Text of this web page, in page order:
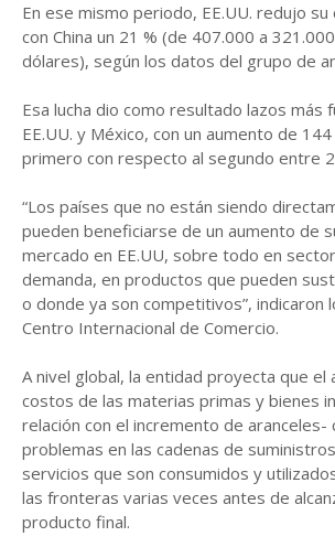
En ese mismo periodo, EE.UU. redujo
con China un 21 % (de 407.000 a
dólares), según los datos del grupo de
Esa lucha dio como resultado lazos más
EE.UU. y México, con un aumento de
primero con respecto al segundo entre
“Los países que no están siendo
pueden beneficiarse de un aumento de
mercado en EE.UU, sobre todo en
demanda, en productos que pueden
o donde ya son competitivos”, indicaron
Centro Internacional de Comercio.
A nivel global, la entidad proyecta que el
costos de las materias primas y bienes
relación con el incremento de aranceles-
problemas en las cadenas de
servicios que son consumidos y
las fronteras varias veces antes de
producto final.